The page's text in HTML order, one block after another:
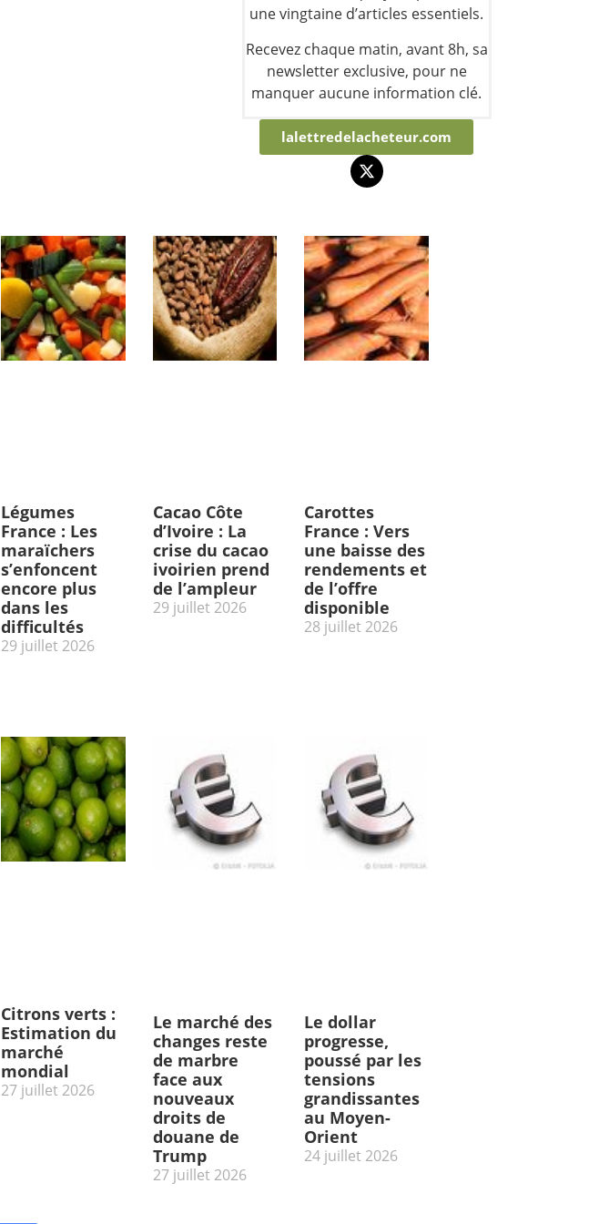
une vingtaine d’articles essentiels.
Recevez chaque matin, avant 8h, sa
newsletter exclusive, pour ne
manquer aucune information clé.
lalettredelacheteur.com
Légumes
France : Les
maraïchers
s’enfoncent
encore plus
dans les
difficultés
29 juillet 2026
Cacao Côte
d’Ivoire : La
crise du cacao
ivoirien prend
de l’ampleur
29 juillet 2026
Carottes
France : Vers
une baisse des
rendements et
de l’offre
disponible
28 juillet 2026
Citrons verts :
Estimation du
marché
mondial
27 juillet 2026
Le marché des
changes reste
de marbre
face aux
nouveaux
droits de
douane de
Trump
27 juillet 2026
Le dollar
progresse,
poussé par les
tensions
grandissantes
au Moyen-
Orient
24 juillet 2026